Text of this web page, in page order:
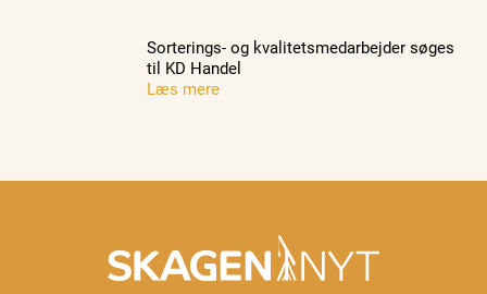
Sorterings- og kvalitetsmedarbejder søges
til KD Handel
Læs mere